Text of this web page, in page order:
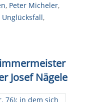
, Peter Micheler,
Unglücksfall,
Josef Nägele